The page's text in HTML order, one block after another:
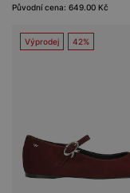
Původní cena: 649.00 Kč
Výprodej 42%